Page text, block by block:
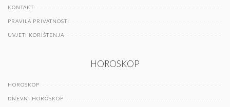
KONTAKT
PRAVILA PRIVATNOSTI
UVJETI KORIŠTENJA
HOROSKOP
HOROSKOP
DNEVNI HOROSKOP